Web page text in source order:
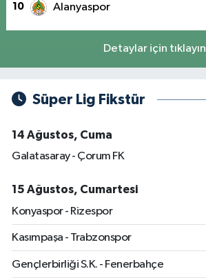
10 Alanyaspor
Detaylar için tıklayın
Süper Lig Fikstür
14 Ağustos, Cuma
Galatasaray - Çorum FK
15 Ağustos, Cumartesi
Konyaspor - Rizespor
Kasımpaşa - Trabzonspor
Gençlerbirliği S.K. - Fenerbahçe